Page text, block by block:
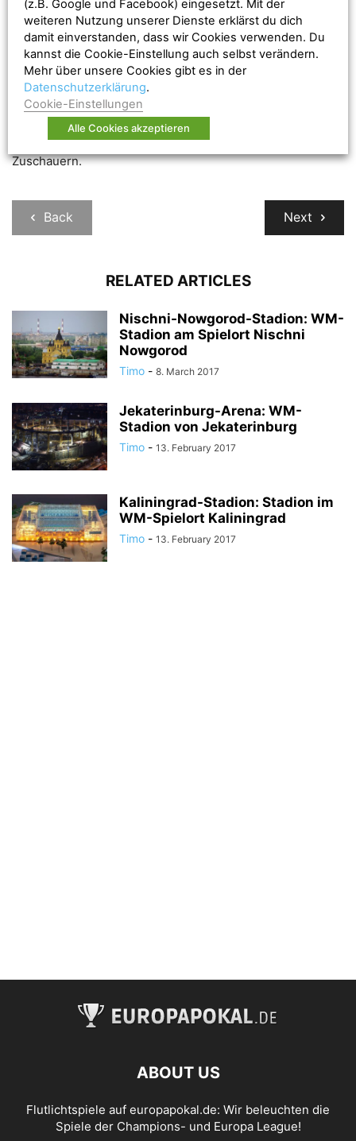
Millionenstadt Rostow am Don. Im September 2012 wurde
mit dem Bau des eigens für die WM neu errichteten
Stadions begonnen – voraussichtlich im Dezember 2017
wird die Rostow-Arena eröffnet. Die Arena liegt direkt am
Fluß Don und bietet von den Tribünen aus eine tollen
Ausblick über die Stadt Rostow. Das Fssungsvernögen der
Rostow Arena liegt nach Fertigstellung bei 45.145
Zuschauern.
Back Next
RELATED ARTICLES
Nischni-Nowgorod-Stadion: WM-
Stadion am Spielort Nischni
Nowgorod
Timo - 8. March 2017
Jekaterinburg-Arena: WM-
Stadion von Jekaterinburg
Timo - 13. February 2017
Kaliningrad-Stadion: Stadion im
WM-Spielort Kaliningrad
Timo - 13. February 2017
ABOUT US
Flutlichtspiele auf europapokal.de: Wir beleuchten die
Spiele der Champions- und Europa League!
(z.B. Google und Facebook) eingesetzt. Mit der
weiteren Nutzung unserer Dienste erklärst du dich
damit einverstanden, dass wir Cookies verwenden. Du
kannst die Cookie-Einstellung auch selbst verändern.
Mehr über unsere Cookies gibt es in der
Datenschutzerklärung.
Cookie-Einstellungen
Alle Cookies akzeptieren